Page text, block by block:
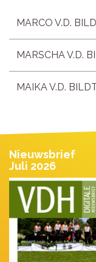
MARCO V.D.
MARSCHA V.D.
MAIKA V.D.
Nieuwsbrief
Juli 2026